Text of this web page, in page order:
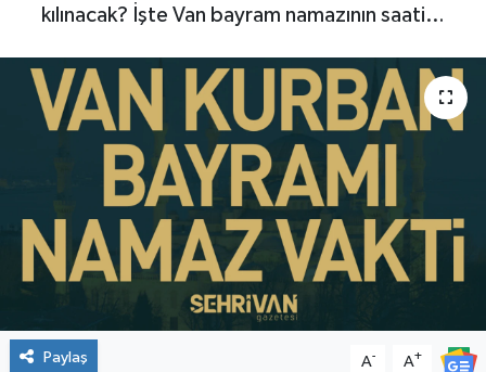
kılınacak? İşte Van bayram namazının saati…
Paylaş A- A+